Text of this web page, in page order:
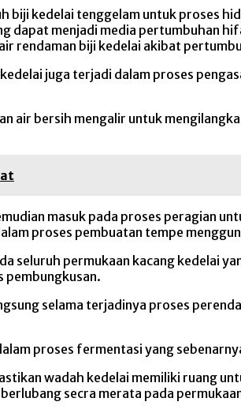
biji kedelai tenggelam untuk proses
dapat menjadi media pertumbuhan
rendaman biji kedelai akibat
juga terjadi dalam proses
air bersih mengalir untuk
masuk pada proses peragian
proses pembuatan tempe
seluruh permukaan kacang kedelai
pembungkusan.
selama terjadinya proses
proses fermentasi yang
wadah kedelai memiliki ruang
secra merata pada